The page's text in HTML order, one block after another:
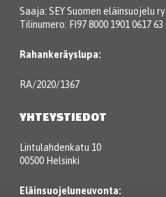
Saaja: SEY Suomen eläinsuojelu ry
Tilinumero: FI97 8000 1901 0617 63
Rahankeräyslupa:
RA/2020/1367
YHTEYSTIEDOT
Lintulahdenkatu 10
00500 Helsinki
Eläinsuojeluneuvonta: